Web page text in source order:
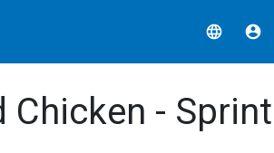
language account_circle
- Sprint